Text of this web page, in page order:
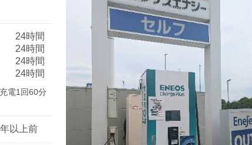
24時間
24時間
24時間
24時間
電1回60分
以上前